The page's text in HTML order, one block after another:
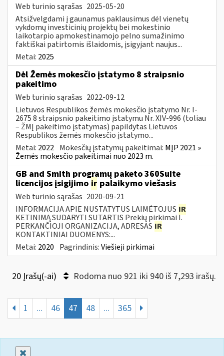
Web turinio sąrašas 2025-05-20
Atsižvelgdami į gaunamus paklausimus dėl vienetų
vykdomų investicinių projektų bei mokestinio
laikotarpio apmokestinamojo pelno sumažinimo
faktiškai patirtomis išlaidomis, įsigyjant naujus...
Metai: 2025
Dėl Žemės mokesčio įstatymo 8 straipsnio
pakeitimo
Web turinio sąrašas 2022-09-12
Lietuvos Respublikos žemės mokesčio įstatymo Nr. I-
2675 8 straipsnio pakeitimo įstatymu Nr. XIV-996 (toliau
– ŽMĮ pakeitimo įstatymas) papildytas Lietuvos
Respublikos žemės mokesčio įstatymo...
Metai: 2022 Mokesčių įstatymų pakeitimai: MĮP 2021 »
Žemės mokesčio pakeitimai nuo 2023 m.
GB and Smith programų paketo 360Suite
licencijos įsigijimo ir palaikymo viešasis
Web turinio sąrašas 2020-09-21
INFORMACIJA APIE NUSTATYTUS LAIMĖTOJUS IR
KETINIMĄ SUDARYTI SUTARTIS Prekių pirkimai I.
PERKANČIOJI ORGANIZACIJA, ADRESAS IR
KONTAKTINIAI DUOMENYS:...
Metai: 2020 Pagrindinis:Viešieji pirkimai
20 Įrašų(-ai) Rodoma nuo 921 iki 940 iš 7,293 irašų.
1 ... 46 47 48 ... 365